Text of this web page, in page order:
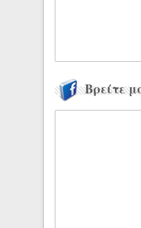
Βρείτε